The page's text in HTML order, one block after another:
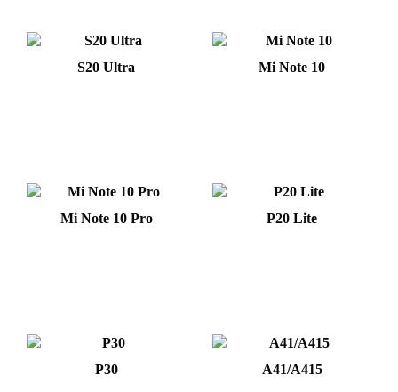
S20 Ultra Mi Note 10
Mi Note 10 Pro P20 Lite
P30 A41/A415